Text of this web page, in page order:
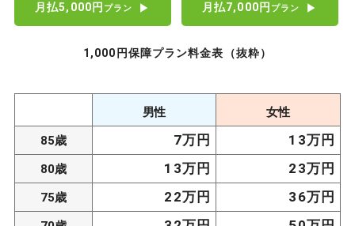
月払5,000円 プラン ▶︎ 月払7,000円 プラン ▶︎
1,000円保障プラン料金表（抜粋）
男性
女性
85歳
7万円 13万円
80歳 13万円 23万円
75歳 22万円 36万円